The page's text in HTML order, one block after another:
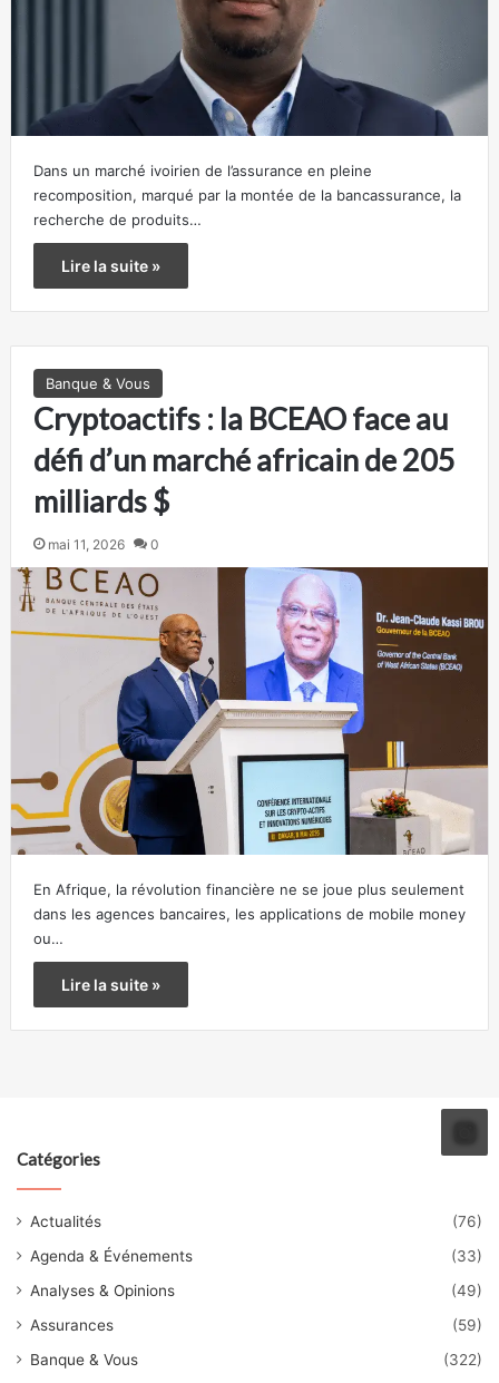
Dans un marché ivoirien de l’assurance en pleine
recomposition, marqué par la montée de la bancassurance, la
recherche de produits…
Lire la suite »
Banque & Vous
Cryptoactifs : la BCEAO face au
défi d’un marché africain de 205
milliards $
mai 11, 2026 0
En Afrique, la révolution financière ne se joue plus seulement
dans les agences bancaires, les applications de mobile money
ou…
Lire la suite »
Catégories
Actualités
(76)
Agenda & Événements
(33)
Analyses & Opinions
(49)
Assurances
(59)
Banque & Vous
(322)